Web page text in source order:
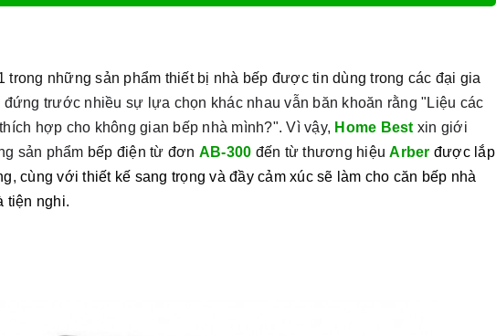
trong những sản phẩm thiết bị nhà bếp được tin dùng trong các đại gia
đứng trước nhiều sự lựa chọn khác nhau vẫn băn khoăn rằng "Liệu các
hợp cho không gian bếp nhà mình?". Vì vậy, Home Best xin giới
sản phẩm bếp điện từ đơn AB-300 đến từ thương hiệuArber được lắp
, cùng với thiết kế sang trọng và đầy cảm xúc sẽ làm cho căn bếp nhà
tiện nghi.